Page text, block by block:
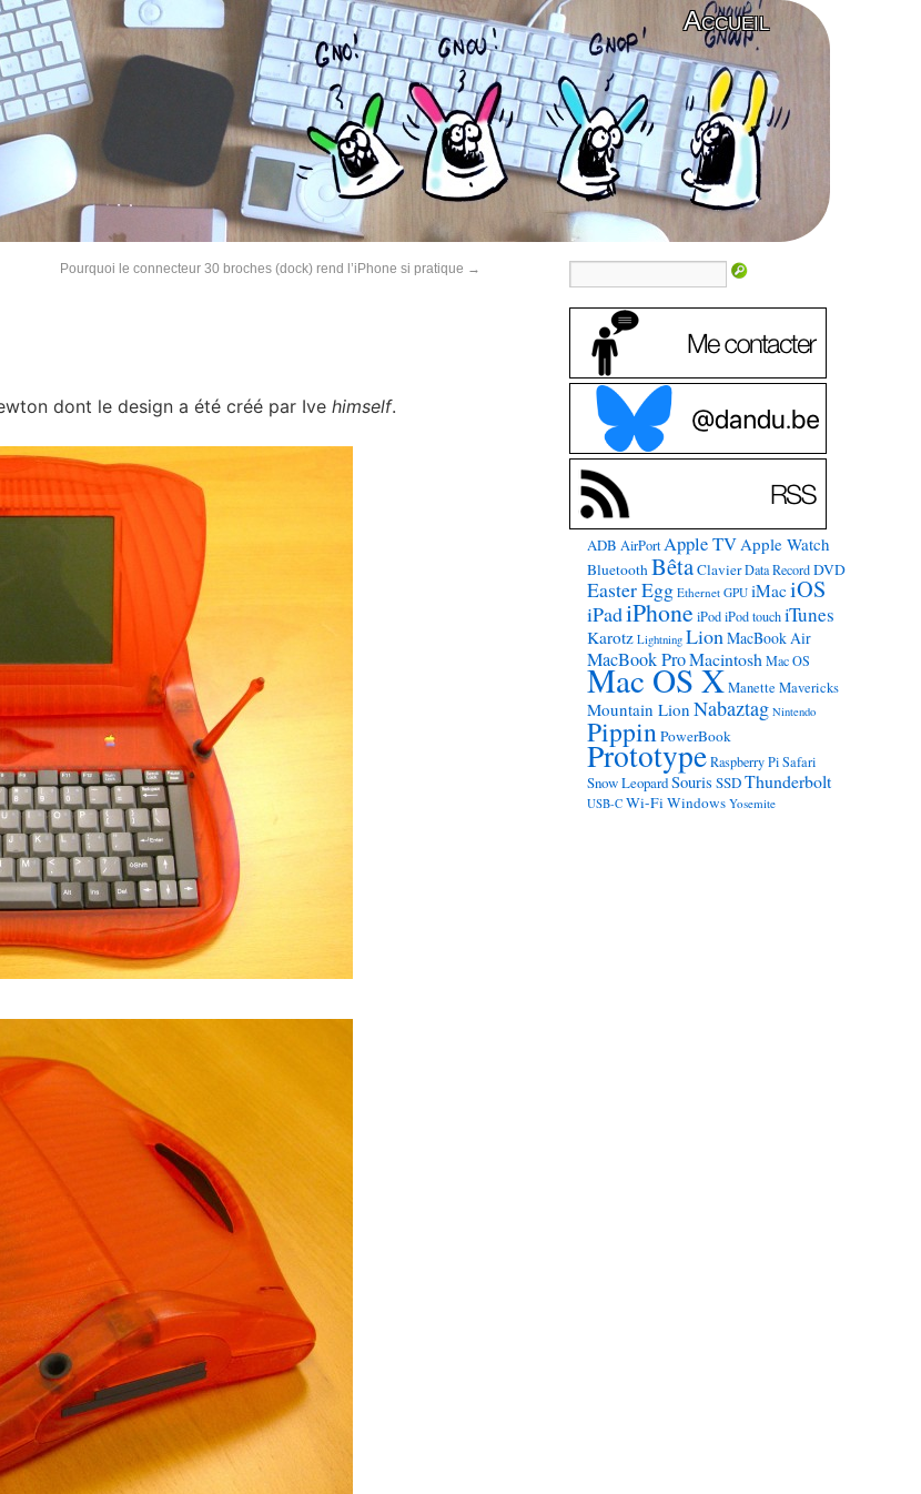
Accueil
Pourquoi le connecteur 30 broches (dock) rend l’iPhone si pratique →
dont le design a été créé par Ive himself.
ADB AirPort Apple TVApple Watch
BluetoothBêtaClavier Data Record DVD
Easter Egg Ethernet GPU iMaciOS
iPadiPhone iPod iPod touch iTunes
Karotz Lightning LionMacBook Air
MacBook ProMacintosh Mac OS
Mac OS X Manette Mavericks
Mountain Lion Nabaztag Nintendo
PippinPowerBook
Prototype Raspberry Pi Safari
Snow LeopardSouris SSDThunderbolt
USB-C Wi-FiWindows Yosemite